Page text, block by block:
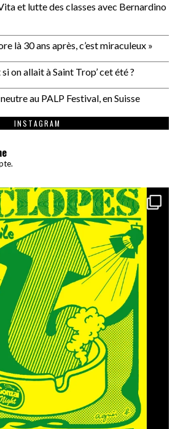
et lutte des classes avec Bernardino
là 30 ans après, c’est miraculeux »
on allait à Saint Trop’ cet été ?
au PALP Festival, en Suisse
INSTAGRAM